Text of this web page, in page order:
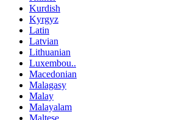
Kurdish
Kyrgyz
Latin
Latvian
Lithuanian
Luxembou..
Macedonian
Malagasy
Malay
Malayalam
Maltese